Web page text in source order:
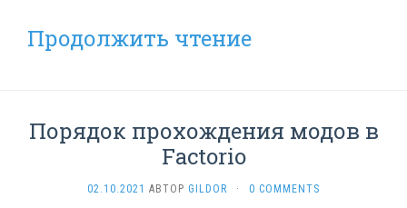
Продолжить чтение
Порядок прохождения модов в
Factorio
02.10.2021 АВТОР GILDOR · 0 COMMENTS